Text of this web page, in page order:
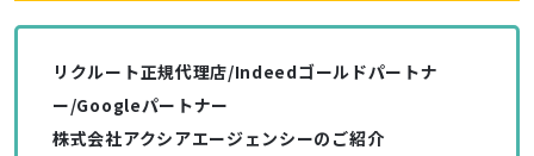
リクルート正規代理店/Indeedゴールドパートナ
ー/Googleパートナー
株式会社アクシアエージェンシーのご紹介